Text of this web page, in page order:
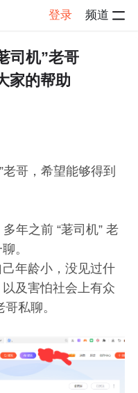
登录 频道
司机”老哥
家的帮助
哥，希望能够得到
年之前 “荖司机” 老
。
年龄小，没见过什
及害怕社会上有众
哥私聊。